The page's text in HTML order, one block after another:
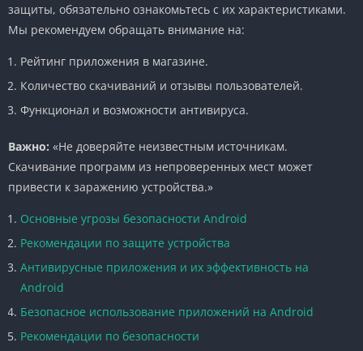
защиты, обязательно ознакомьтесь с их характеристиками.
Мы рекомендуем обращать внимание на:
Рейтинг приложения в магазине.
Количество скачиваний и отзывы пользователей.
Функционал и возможности антивируса.
Важно: «Не доверяйте неизвестным источникам.
Скачивание программ из непроверенных мест может
привести к заражению устройства.»
Основные угрозы безопасности Android
Рекомендации по защите устройства
Антивирусные приложения и их эффективность на
Android
Безопасное использование приложений на Android
Рекомендации по безопасности